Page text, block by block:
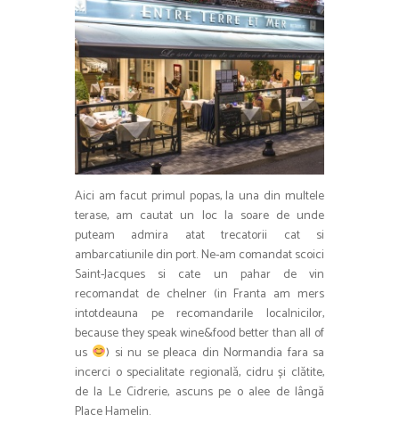
Aici am facut primul popas, la una din multele
terase, am cautat un loc la soare de unde
puteam admira atat trecatorii cat si
ambarcatiunile din port. Ne-am comandat scoici
Saint-Jacques si cate un pahar de vin
recomandat de chelner (in Franta am mers
intotdeauna pe recomandarile localnicilor,
because they speak wine&food better than all of
us
) si nu se pleaca din Normandia fara sa
incerci o specialitate regională, cidru și clătite,
de la Le Cidrerie, ascuns pe o alee de lângă
Place Hamelin.